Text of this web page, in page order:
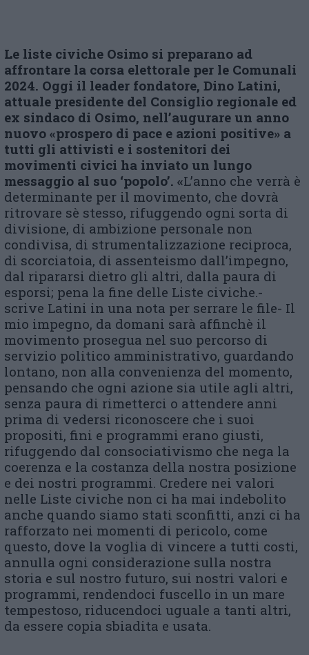
Le liste civiche Osimo si preparano ad
affrontare la corsa elettorale per le Comunali
2024. Oggi il leader fondatore, Dino Latini,
attuale presidente del Consiglio regionale ed
ex sindaco di Osimo, nell’augurare un anno
nuovo «prospero di pace e azioni positive» a
tutti gli attivisti e i sostenitori dei
movimenti civici ha inviato un lungo
messaggio al suo ‘popolo’. «L’anno che verrà è
determinante per il movimento, che dovrà
ritrovare sè stesso, rifuggendo ogni sorta di
divisione, di ambizione personale non
condivisa, di strumentalizzazione reciproca,
di scorciatoia, di assenteismo dall’impegno,
dal ripararsi dietro gli altri, dalla paura di
esporsi; pena la fine delle Liste civiche.-
scrive Latini in una nota per serrare le file- Il
mio impegno, da domani sarà affinchè il
movimento prosegua nel suo percorso di
servizio politico amministrativo, guardando
lontano, non alla convenienza del momento,
pensando che ogni azione sia utile agli altri,
senza paura di rimetterci o attendere anni
prima di vedersi riconoscere che i suoi
propositi, fini e programmi erano giusti,
rifuggendo dal consociativismo che nega la
coerenza e la costanza della nostra posizione
e dei nostri programmi. Credere nei valori
nelle Liste civiche non ci ha mai indebolito
anche quando siamo stati sconfitti, anzi ci ha
rafforzato nei momenti di pericolo, come
questo, dove la voglia di vincere a tutti costi,
annulla ogni considerazione sulla nostra
storia e sul nostro futuro, sui nostri valori e
programmi, rendendoci fuscello in un mare
tempestoso, riducendoci uguale a tanti altri,
da essere copia sbiadita e usata.